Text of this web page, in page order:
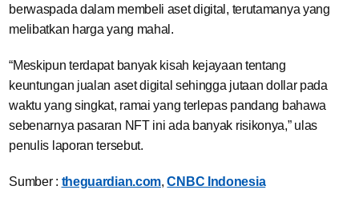
berwaspada dalam membeli aset digital, terutamanya yang
melibatkan harga yang mahal.
“Meskipun terdapat banyak kisah kejayaan tentang
keuntungan jualan aset digital sehingga jutaan dollar pada
waktu yang singkat, ramai yang terlepas pandang bahawa
sebenarnya pasaran NFT ini ada banyak risikonya,” ulas
penulis laporan tersebut.
Sumber : theguardian.com,CNBC Indonesia